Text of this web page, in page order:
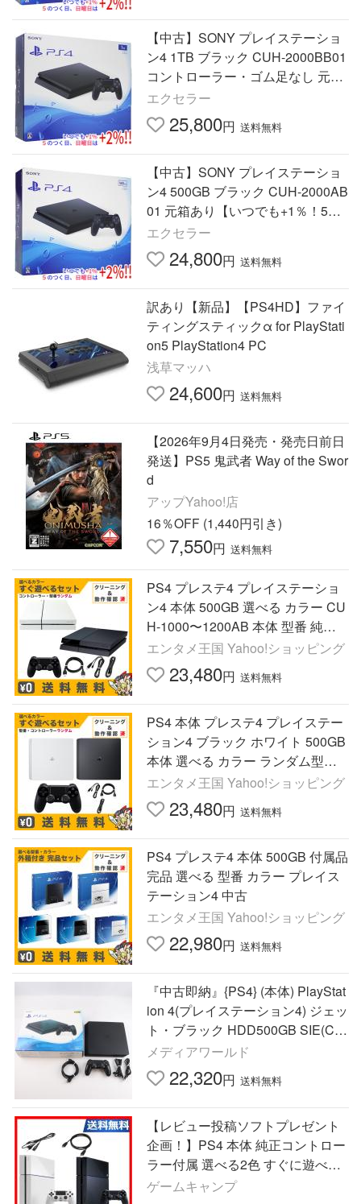
【中古】SONY プレイステーショ
ン4 1TB ブラック CUH-2000BB01
コントローラー・ゴム足なし 元箱
あり【いつでも+1％！5のつく日
と日曜日は+2%！】 爆買
エクセラー
25,800円 送料無料
【中古】SONY プレイステーショ
ン4 500GB ブラック CUH-2000AB
01 元箱あり【いつでも+1％！5の
つく日と日曜日は+2%！】 爆買
エクセラー
24,800円 送料無料
訳あり【新品】【PS4HD】ファイ
ティングスティックα for PlayStati
on5 PlayStation4 PC
浅草マッハ
24,600円 送料無料
【2026年9月4日発売・発売日前日
発送】PS5 鬼武者 Way of the Swor
d
アップYahoo!店
16％OFF (1,440円引き)
7,550円 送料無料
PS4 プレステ4 プレイステーショ
ン4 本体 500GB 選べる カラー CU
H-1000〜1200AB 本体 型番 純正
コントローラー ランダム すぐ遊べ
るセット 中古
エンタメ王国 Yahoo!ショッピング
23,480円 送料無料
PS4 本体 プレステ4 プレイステー
ション4 ブラック ホワイト 500GB
本体 選べる カラー ランダム型番 2
000 2100 2200すぐ遊べるセット
純正 コントローラー 中古
エンタメ王国 Yahoo!ショッピング
23,480円 送料無料
PS4 プレステ4 本体 500GB 付属品
完品 選べる 型番 カラー プレイス
テーション4 中古
エンタメ王国 Yahoo!ショッピング
22,980円 送料無料
『中古即納』{PS4} (本体) PlayStat
ion 4(プレイステーション4) ジェッ
ト・ブラック HDD500GB SIE(CU
H-2100AB01)(20170724)
メディアワールド
22,320円 送料無料
【レビュー投稿ソフトプレゼント
企画！】PS4 本体 純正コントロー
ラー付属 選べる2色 すぐに遊べる
セット 500GB CUH-1000AB01 プ
ゲームキャンプ